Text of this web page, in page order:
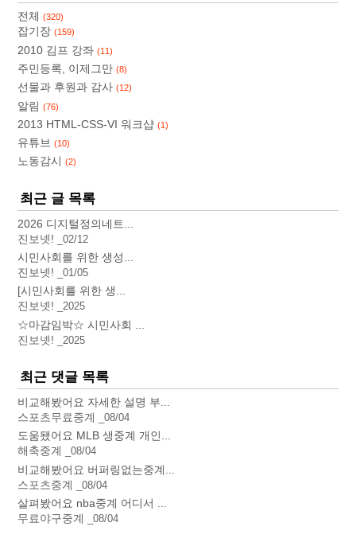
전체(320)
잡기장(159)
2010 김프 강좌(11)
주민등록, 이제그만(8)
선물과 후원과 감사(12)
알림(76)
2013 HTML-CSS-VI 워크샵(1)
유튜브(10)
노동감시(2)
최근 글 목록
2026 디지털정의네트...
진보넷!
02/12
시민사회를 위한 생성...
진보넷!
01/05
[시민사회를 위한 생...
진보넷!
2025
☆마감임박☆ 시민사회 ...
진보넷!
2025
최근 댓글 목록
비교해봤어요 자세한 설명 부...
스포츠무료중계
08/04
도움됐어요 MLB 생중계 개인...
해축중계
08/04
비교해봤어요 버퍼링없는중계...
스포츠중계
08/04
살펴봤어요 nba중계 어디서 ...
무료야구중계
08/04